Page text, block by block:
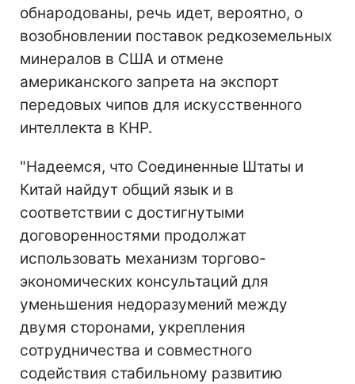
обнародованы, речь идет, вероятно, о
возобновлении поставок редкоземельных
минералов в США и отмене
американского запрета на экспорт
передовых чипов для искусственного
интеллекта в КНР.
"Надеемся, что Соединенные Штаты и
Китай найдут общий язык и в
соответствии с достигнутыми
договоренностями продолжат
использовать механизм торгово-
экономических консультаций для
уменьшения недоразумений между
двумя сторонами, укрепления
сотрудничества и совместного
содействия стабильному развитию